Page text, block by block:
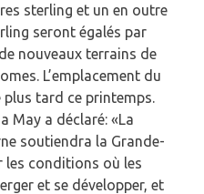
sterling et un en outre
seront égalés par
nouveaux terrains de
L’emplacement du
plus tard ce printemps.
May a déclaré: «La
soutiendra la Grande-
les conditions où les
et se développer, et